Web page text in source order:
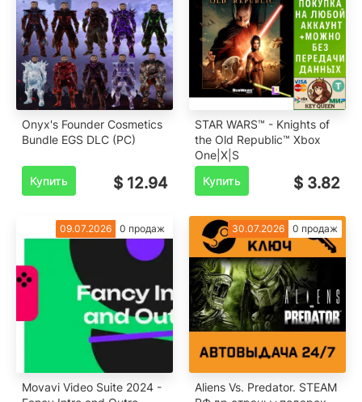
Onyx's Founder Cosmetics
Bundle EGS DLC (PC)
Купить $ 12.94
STAR WARS™ - Knights of
the Old Republic™ Xbox
One|X|S
Купить
$ 3.82
09.07.2026 0 продаж
Movavi Video Suite 2024 -
30.07.2026 0 продаж
Aliens Vs. Predator. STEAM